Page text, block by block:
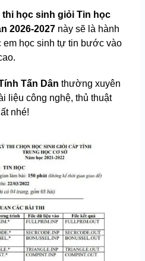
thi học sinh giỏi Tin học
2026-2027này sẽ là hành
em học sinh tự tin bước vào
Tấn Dân thường xuyên
liệu công nghệ, thủ thuật
nhé!